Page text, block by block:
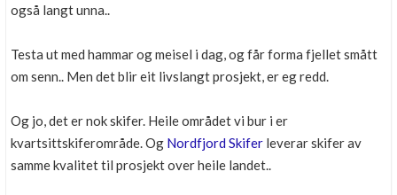
også langt unna..
Testa ut med hammar og meisel i dag, og får forma fjellet smått
om senn.. Men det blir eit livslangt prosjekt, er eg redd.
Og jo, det er nok skifer. Heile området vi bur i er
kvartsittskiferområde. Og Nordfjord Skifer leverar skifer av
samme kvalitet til prosjekt over heile landet..